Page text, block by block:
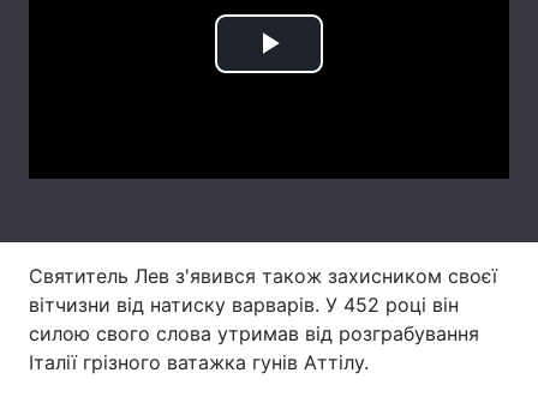
Контакти
Послуги
Play
Святитель Лев з'явився також захисником своєї
вітчизни від натиску варварів. У 452 році він
силою свого слова утримав від розграбування
Італії грізного ватажка гунів Аттілу.